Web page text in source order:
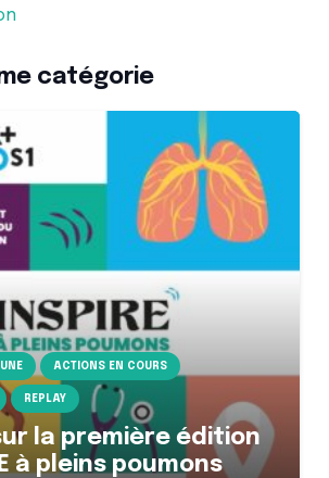
catégorie
ACTIONS EN COURS
REPLAY
la première édition
à pleins poumons